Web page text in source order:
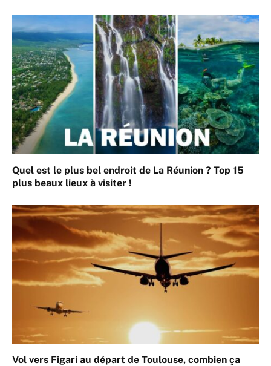
Quel est le plus bel endroit de La Réunion ? Top 15
plus beaux lieux à visiter !
Vol vers Figari au départ de Toulouse, combien ça